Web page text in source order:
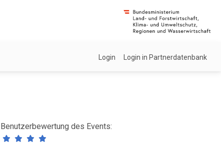
Login Login in Partnerdatenbank
Benutzerbewertung des Events: